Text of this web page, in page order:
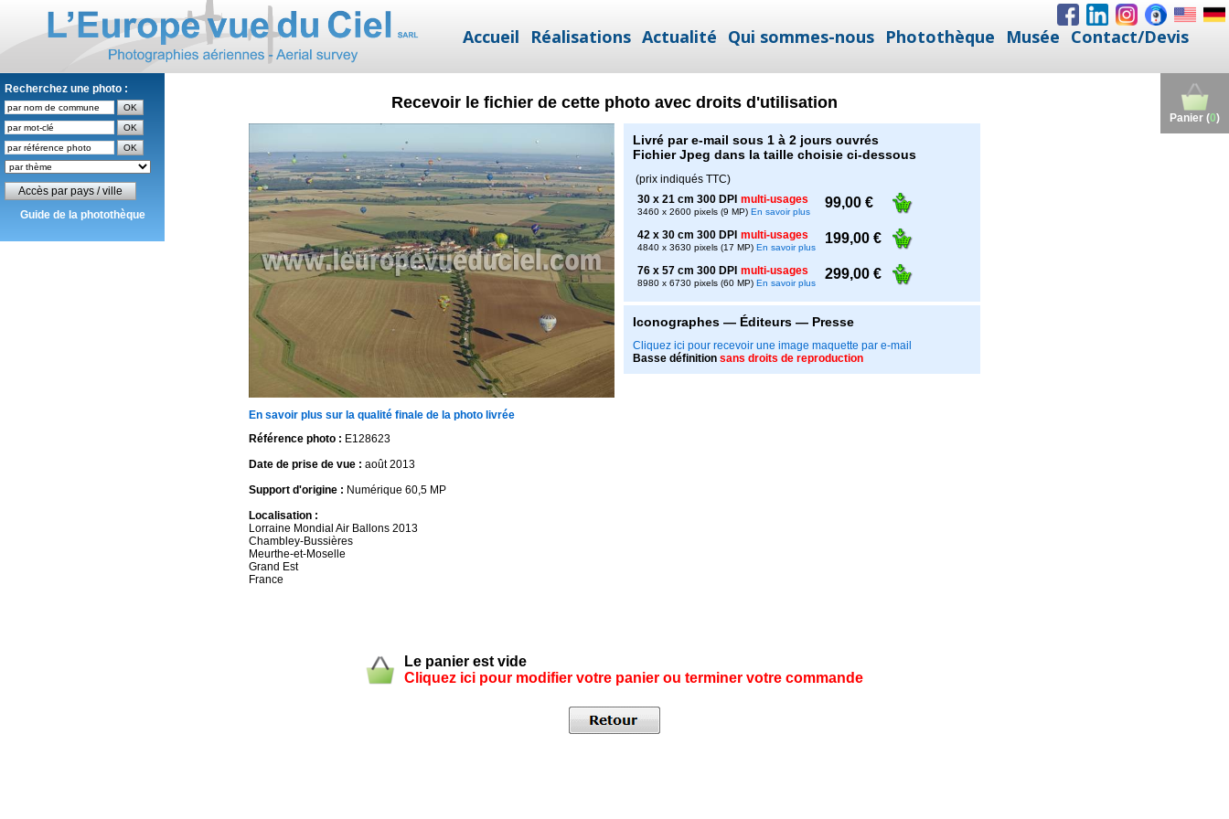
Accueil Réalisations Actualité Qui sommes-nous Photothèque Musée Contact/Devis